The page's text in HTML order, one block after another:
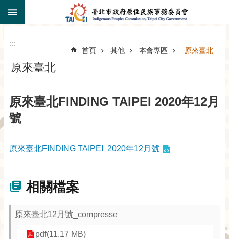
跳到主要內容區塊
:::
首頁 其他 本會專區 原來臺北
原來臺北
原來臺北FINDING TAIPEI 2020年12月
號
原來臺北FINDING TAIPEI 2020年12月號
相關檔案
原來臺北12月號_compresse
pdf(11.17 MB)